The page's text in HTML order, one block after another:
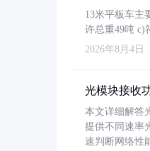
13米平板车主
许总重49吨 c)
2026年8月4日
光模块接收
本文详细解答
提供不同速率
速判断网络性